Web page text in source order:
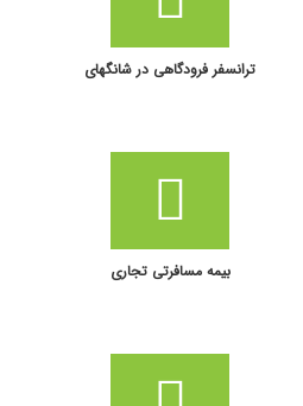
ترانسفر فرودگاهی در شانگهای
بیمه مسافرتی تجاری